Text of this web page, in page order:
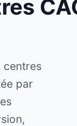
centres
par